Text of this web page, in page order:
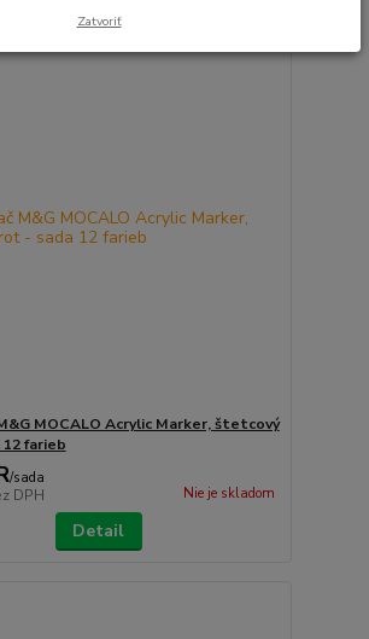
MOCALO Acrylic Marker, štetcový
farieb
/sada
DPH Nie je skladom
Detail
Zatvoriť